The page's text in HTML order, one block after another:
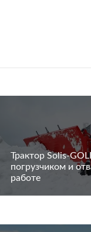
Трактор Solis-
погрузчиком и
работе